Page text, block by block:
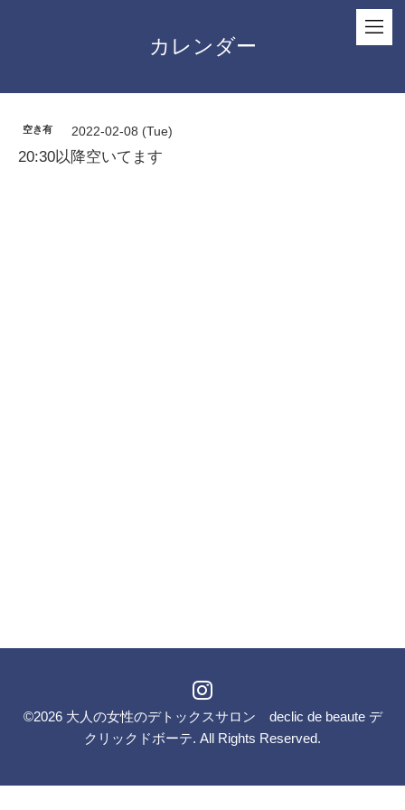
カレンダー
空き有 2022-02-08 (Tue)
20:30以降空いてます
©2026 大人の女性のデトックスサロン declic de beaute デ
クリックドボーテ. All Rights Reserved.